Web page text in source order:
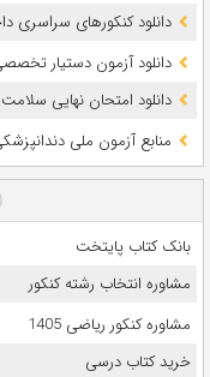
دانلود کنکورهای سراسری داخل و
دانلود آزمون دستیار تخصصی پزشکی
دانلود امتحان نهایی سلامت و
ﻣﻨﺎﺑﻊ آزﻣﻮن ﻣﻠﯽ دندانپزشکی سال 1405 (دوره
بانک کتاب پایتخت
مشاوره انتخاب رشته کنکور
مشاوره کنکور ریاضی 1405
خرید کتاب درسی